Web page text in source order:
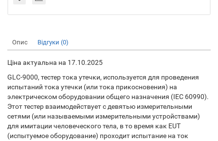
Опис Відгуки (0)
Ціна актуальна на 17.10.2025
GLC-9000, тестер тока утечки, используется для проведения
испытаний тока утечки (или тока прикосновения) на
электрическом оборудовании общего назначения (IEC 60990).
Этот тестер взаимодействует с девятью измерительными
сетями (или называемыми измерительными устройствами)
для имитации человеческого тела, в то время как EUT
(испытуемое оборудование) проходит испытание на ток